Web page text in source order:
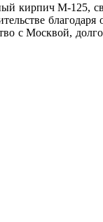
кирпич М-125,
благодаря
с Москвой,